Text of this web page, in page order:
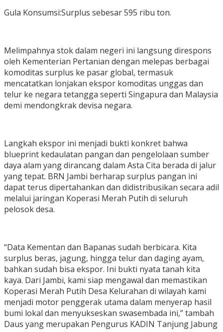
Gula Konsumsi:Surplus sebesar 595 ribu ton.
Melimpahnya stok dalam negeri ini langsung direspons
oleh Kementerian Pertanian dengan melepas berbagai
komoditas surplus ke pasar global, termasuk
mencatatkan lonjakan ekspor komoditas unggas dan
telur ke negara tetangga seperti Singapura dan Malaysia
demi mendongkrak devisa negara.
Langkah ekspor ini menjadi bukti konkret bahwa
blueprint kedaulatan pangan dan pengelolaan sumber
daya alam yang dirancang dalam Asta Cita berada di jalur
yang tepat. BRN Jambi berharap surplus pangan ini
dapat terus dipertahankan dan didistribusikan secara adil
melalui jaringan Koperasi Merah Putih di seluruh
pelosok desa.
“Data Kementan dan Bapanas sudah berbicara. Kita
surplus beras, jagung, hingga telur dan daging ayam,
bahkan sudah bisa ekspor. Ini bukti nyata tanah kita
kaya. Dari Jambi, kami siap mengawal dan memastikan
Koperasi Merah Putih Desa Kelurahan di wilayah kami
menjadi motor penggerak utama dalam menyerap hasil
bumi lokal dan menyukseskan swasembada ini,” tambah
Daus yang merupakan Pengurus KADIN Tanjung Jabung